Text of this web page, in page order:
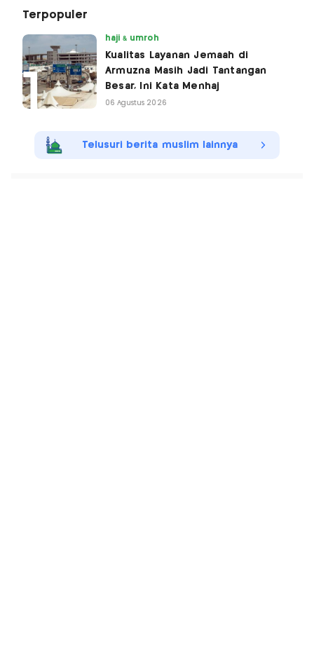
Terpopuler
haji & umroh
Kualitas Layanan Jemaah di
Armuzna Masih Jadi Tantangan
Besar, Ini Kata Menhaj
06 Agustus 2026
Telusuri berita muslim lainnya